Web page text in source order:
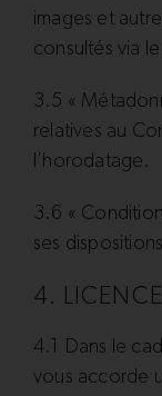
images et
consultés via
3.5 «
relatives au
l’horodatage.
3.6 «
ses
4. LICENCE
4.1 Dans le
vous accorde